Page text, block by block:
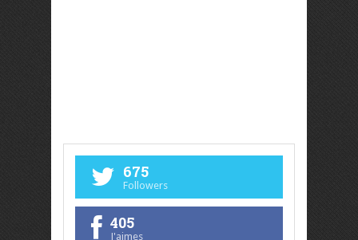
675
Followers
405
J'aimes